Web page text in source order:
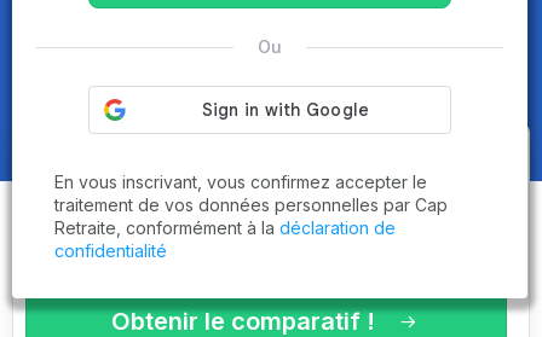
Maisons de retraite et EHPAD
Nogent-sur-Oise (60180)
Obtenez le
comparatif des
établissementsadaptés à vos
critères en 3 minutes !
Obtenir le comparatif !
Ou
En vous inscrivant, vous confirmez accepter le
traitement de vos données personnelles par Cap
Retraite, conformément à la déclaration de
confidentialité